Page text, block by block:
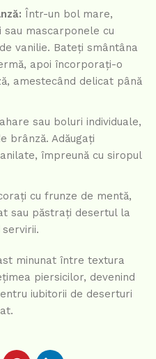
Într-un bol mare,
mascarponele cu
vanilie. Bateți smântâna
apoi încorporați-o
amestecând delicat până
sau boluri individuale,
brânză. Adăugați
împreună cu siropul
cu frunze de mentă,
sau păstrați desertul la
minunat între textura
piersicilor, devenind
iubitorii de deserturi